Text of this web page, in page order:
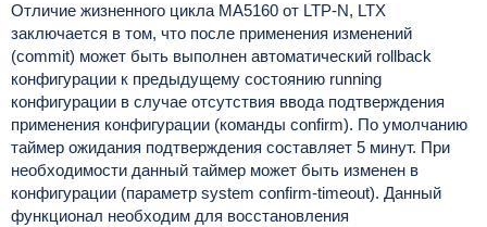
Отличие жизненного цикла MA5160 от LTP-N, LTX
заключается в том, что после применения изменений
(commit) может быть выполнен автоматический rollback
конфигурации к предыдущему состоянию running
конфигурации в случае отсутствия ввода подтверждения
применения конфигурации (команды confirm). По умолчанию
таймер ожидания подтверждения составляет 5 минут. При
необходимости данный таймер может быть изменен в
конфигурации (параметр system confirm-timeout). Данный
функционал необходим для восстановления